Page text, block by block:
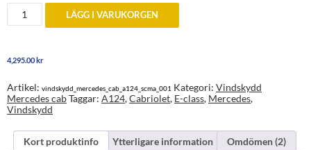
Vindskydd
Mercedes
mängd
LÄGG I VARUKORGEN
4,295.00kr
Artikel: vindskydd_mercedes_cab_a124_scma_001 Kategori: Vindskydd
Mercedes cabTaggar: A124,Cabriolet, E-class, Mercedes,
Vindskydd
Kort produktinfo Ytterligare information Omdömen (2)